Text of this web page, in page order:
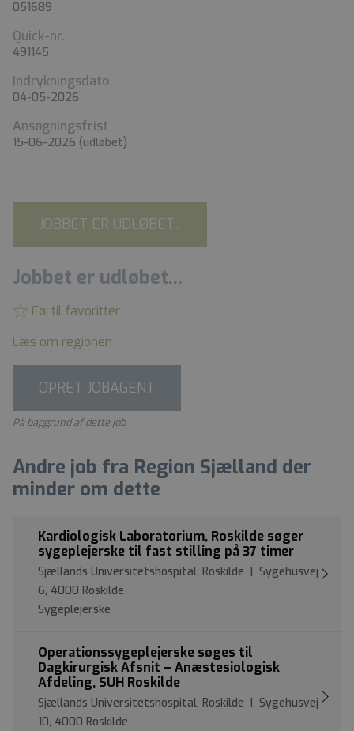
051689
Quick-nr.
491145
Indrykningsdato
04-05-2026
Ansøgningsfrist
15-06-2026 (udløbet)
JOBBET ER UDLØBET...
Jobbet er udløbet...
Føj til favoritter
Læs om regionen
OPRET JOBAGENT
På baggrund af dette job
Andre job fra Region Sjælland der
minder om dette
Kardiologisk Laboratorium, Roskilde søger
sygeplejerske til fast stilling på 37 timer
Sjællands Universitetshospital, Roskilde | Sygehusvej
6, 4000 Roskilde
Sygeplejerske
Operationssygeplejerske søges til
Dagkirurgisk Afsnit – Anæstesiologisk
Afdeling, SUH Roskilde
Sjællands Universitetshospital, Roskilde | Sygehusvej
10, 4000 Roskilde